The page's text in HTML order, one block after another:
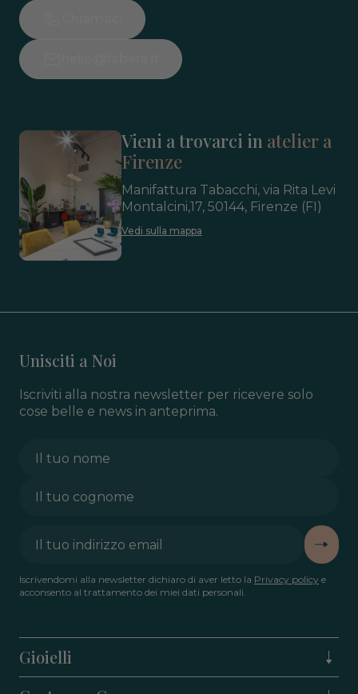
Vieni a trovarci in atelier a
Firenze
Manifattura Tabacchi, via Rita Levi
Montalcini,17, 50144, Firenze (FI)
Vedi sulla mappa
Unisciti a Noi
Iscriviti alla nostra newsletter per ricevere solo
cose belle e news in anteprima.
Iscrivendomi alla newsletter dichiaro di aver letto la Privacy policy e
acconsento al trattamento dei miei dati personali.
Gioielli